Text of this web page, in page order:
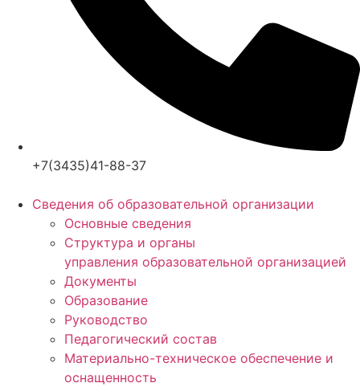
+7(3435)41-88-37
Сведения об образовательной организации
Основные сведения
Структура и органы
управления образовательной организацией
Документы
Образование
Руководство
Педагогический состав
Материально-техническое обеспечение и
оснащенность